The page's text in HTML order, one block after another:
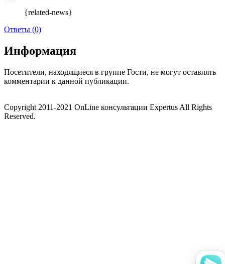
{related-news}
Ответы (0)
Информация
Посетители, находящиеся в группе Гости, не могут оставлять
комментарии к данной публикации.
Copyright 2011-2021 OnLine консультации Expertus All Rights
Reserved.